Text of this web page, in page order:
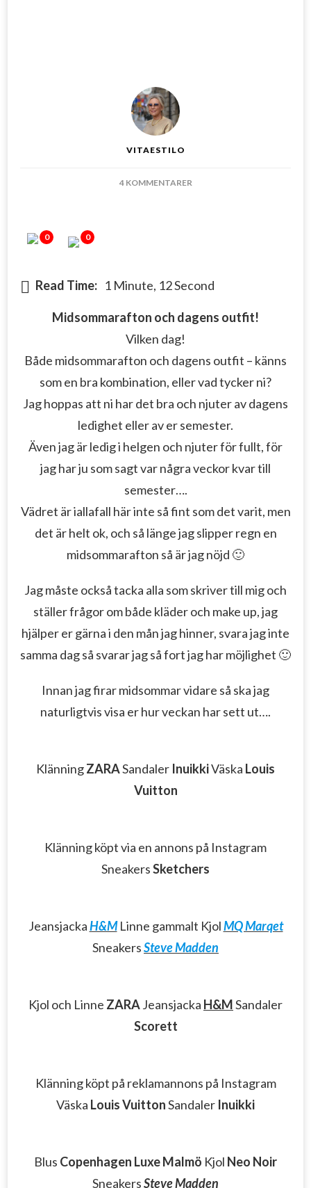
VITAESTILO
4 KOMMENTARERTILL
0 0
Read Time: 1 Minute, 12 Second
Midsommarafton och dagens outfit!
Vilken dag!
Både midsommarafton och dagens outfit – känns
som en bra kombination, eller vad tycker ni?
Jag hoppas att ni har det bra och njuter av dagens
ledighet eller av er semester.
Även jag är ledig i helgen och njuter för fullt, för
jag har ju som sagt var några veckor kvar till
semester….
Vädret är iallafall här inte så fint som det varit, men
det är helt ok, och så länge jag slipper regn en
midsommarafton så är jag nöjd 🙂
Jag måste också tacka alla som skriver till mig och
ställer frågor om både kläder och make up, jag
hjälper er gärna i den mån jag hinner, svara jag inte
samma dag så svarar jag så fort jag har möjlighet 🙂
Innan jag firar midsommar vidare så ska jag
naturligtvis visa er hur veckan har sett ut….
KlänningZARASandaler InuikkiVäska Louis
Vuitton
Klänning köpt via en annons på Instagram
SneakersSketchers
JeansjackaH&MLinne gammalt KjolMQ Marqet
SneakersSteve Madden
Kjol och Linne ZARAJeansjacka H&MSandaler
Scorett
Klänning köpt på reklamannons på Instagram
Väska Louis VuittonSandaler Inuikki
Blus Copenhagen Luxe Malmö Kjol Neo Noir
SneakersSteve Madden